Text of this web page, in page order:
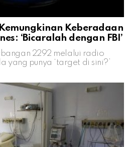
Keberadaan
‘Bicaralah dengan FBI’
2292 melalui radio
yang punya ‘target di sini?’